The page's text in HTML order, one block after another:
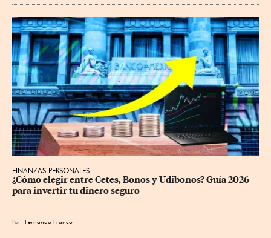
FINANZAS PERSONALES
¿Cómo elegir entre Cetes, Bonos y Udibonos? Guía 2026
para invertir tu dinero seguro
Por Fernando Franco